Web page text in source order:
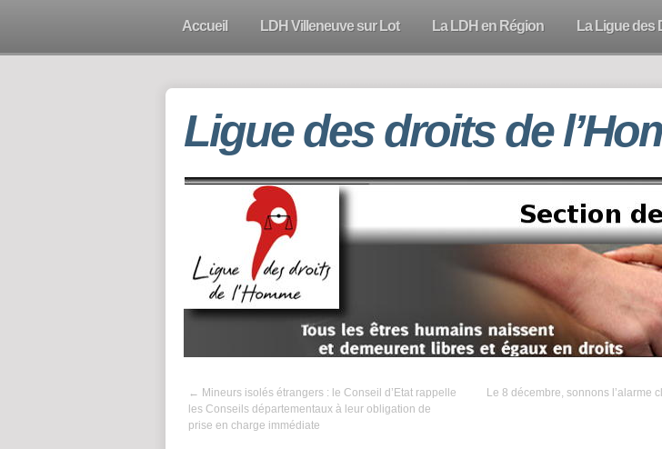
Accueil LDH Villeneuve sur Lot La LDH en Région La Ligue des
Ligue des droits de
← Mineurs isolés étrangers : le Conseil d’Etat rappelle
les Conseils départementaux à leur obligation de
prise en charge immédiate
Le 8 décembre, sonnons l’alarme